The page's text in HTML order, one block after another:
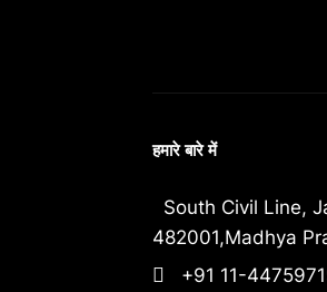
हमारे बारे में
South Civil Line,
482001,Madhya
+91 11-